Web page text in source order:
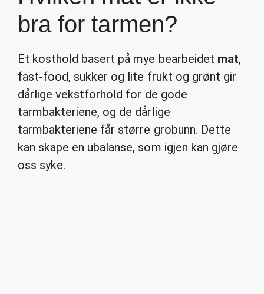
bra for tarmen?
Et kosthold basert på mye bearbeidet mat,
fast-food, sukker og lite frukt og grønt gir
dårlige vekstforhold for de gode
tarmbakteriene, og de dårlige
tarmbakteriene får større grobunn. Dette
kan skape en ubalanse, som igjen kan gjøre
oss syke.